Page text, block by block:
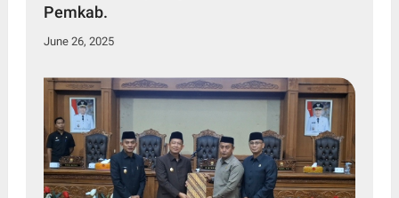
Pemkab.
June 26, 2025